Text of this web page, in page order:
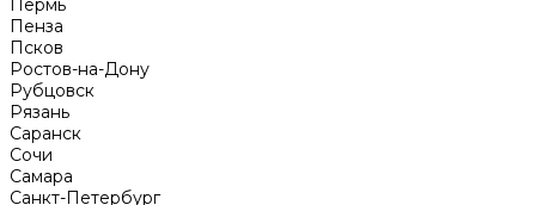
Пермь
Пенза
Псков
Ростов-на-Дону
Рубцовск
Рязань
Саранск
Сочи
Самара
Санкт-Петербург